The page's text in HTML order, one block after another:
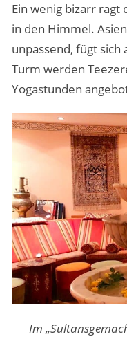
Ein wenig bizarr ragt
in den Himmel.
unpassend, fügt sich
Turm werden
Yogastunden
Im